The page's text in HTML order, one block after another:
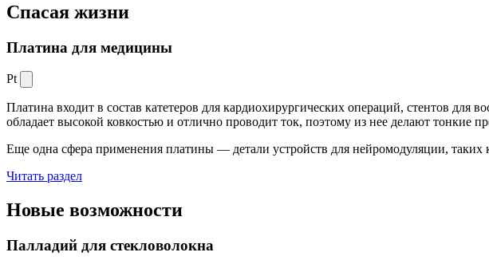
Спасая жизни
Платина для медицины
Pt
Платина входит в состав катетеров для кардиохирургических операций, стентов для
обладает высокой ковкостью и отлично проводит ток, поэтому из нее делают тонкие
Еще одна сфера применения платины — детали устройств для нейромодуляции,
Читать раздел
Новые возможности
Палладий для стекловолокна